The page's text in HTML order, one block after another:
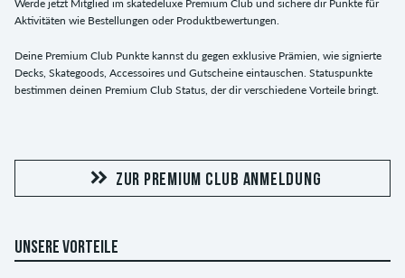
Werde jetzt Mitglied im skatedeluxe Premium Club und sichere dir Punkte für
Aktivitäten wie Bestellungen oder Produktbewertungen.
Deine Premium Club Punkte kannst du gegen exklusive Prämien, wie signierte
Decks, Skategoods, Accessoires und Gutscheine eintauschen. Statuspunkte
bestimmen deinen Premium Club Status, der dir verschiedene Vorteile bringt.
ZUR PREMIUM CLUB ANMELDUNG
UNSERE VORTEILE